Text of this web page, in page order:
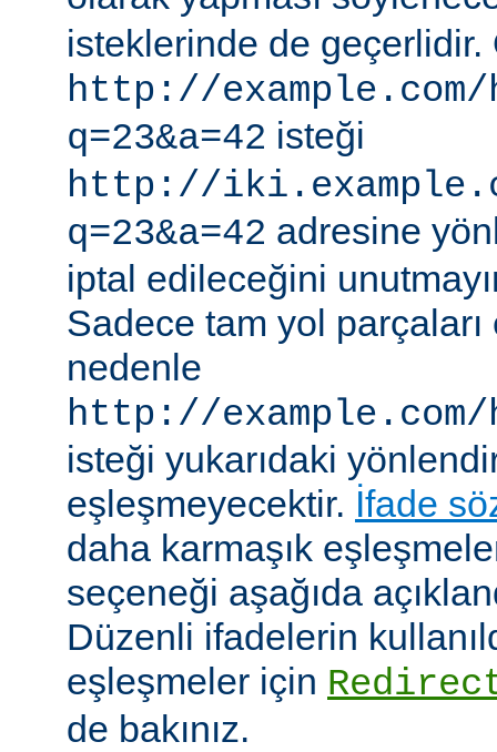
isteklerinde de geçerlidir.
http://
q=23&a=42 isteği
http://
q=23&a=42 adresine
iptal edileceğini
Sadece tam yol
nedenle
http://
isteği yukarıdaki
eşleşmeyecektir. İfade
daha karmaşık
seçeneği aşağıda
Düzenli ifadelerin
eşleşmeler için
de bakınız.